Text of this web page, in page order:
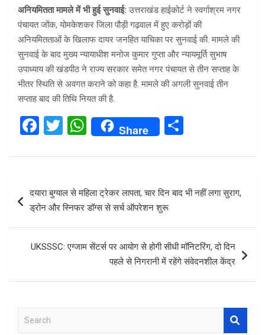
अनियमितता मामले में भी हुई सुनवाई:उत्तराखंड हाईकोर्ट ने स्वर्गाश्रम नगर
पंचायत जोंक, योमकेशकर जिला पौड़ी गढ़वाल में हुए करोड़ों की
अनियमितताओं के खिलाफ दायर जनहित याचिका पर सुनवाई की. मामले की
सुनवाई के बाद मुख्य न्यायाधीश मनोज कुमार गुप्ता और न्यायमूर्ति सुभाष
उपाध्याय की खंडपीठ ने राज्य सरकार समेत नगर पंचायत से तीन सप्ताह के
भीतर स्थिति से अवगत कराने को कहा है. मामले की अगली सुनवाई तीन
सप्ताह बाद की तिथि नियत की है.
F
ce
o
k
T
tt
er
W
at
A
p
Share
ar
navigation
दयारा बुग्याल से महिला ट्रेकर लापता, चार दिन बाद भी नहीं लगा सुराग,
ड्रोन और स्निफर डॉग्स से सर्च ऑपरेशन शुरू
UKSSSC: एग्जाम सेंटर्स पर आयोग से होगी सीधी मॉनिटरिंग, दो दिन
पहले से निगरानी में रहेंगे संवेदनशील केंद्र